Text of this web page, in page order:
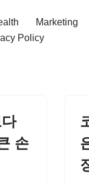
Marketing
Policy
손